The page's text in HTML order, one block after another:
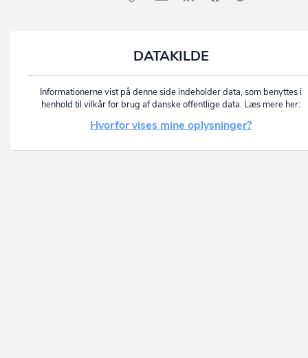
DATAKILDE
Informationerne vist på denne side indeholder data, som benyttes i
henhold til vilkår for brug af danske offentlige data. Læs mere her:
Hvorfor vises mine oplysninger?